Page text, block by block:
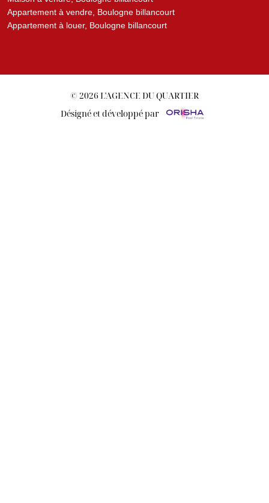
Appartement à vendre, Boulogne billancourt
Appartement à louer, Boulogne billancourt
© 2026 L'AGENCE DU QUARTIER
Désigné et développé par